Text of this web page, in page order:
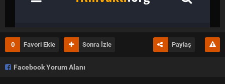
0 Favori Ekle Sonra İzle Paylaş
Facebook Yorum Alanı